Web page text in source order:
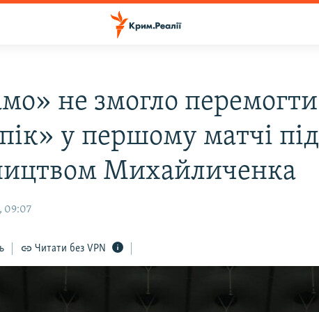
не змогло перемогти
у першому матчі під
Михайличенка
09:07
Читати без VPN